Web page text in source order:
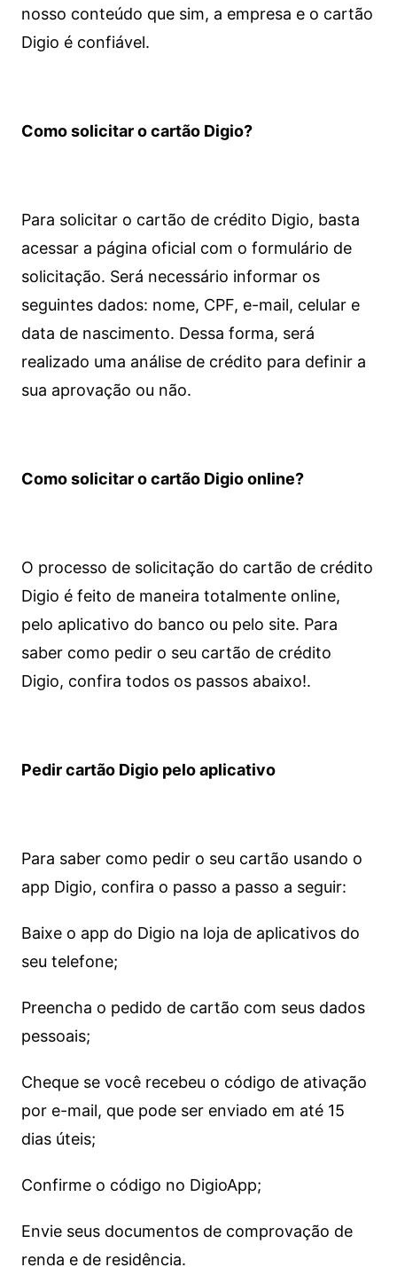
nosso conteúdo que sim, a empresa e o cartão
Digio é confiável.
Como solicitar o cartão Digio?
Para solicitar o cartão de crédito Digio, basta
acessar a página oficial com o formulário de
solicitação. Será necessário informar os
seguintes dados: nome, CPF, e-mail, celular e
data de nascimento. Dessa forma, será
realizado uma análise de crédito para definir a
sua aprovação ou não.
Como solicitar o cartão Digio online?
O processo de solicitação do cartão de crédito
Digio é feito de maneira totalmente online,
pelo aplicativo do banco ou pelo site. Para
saber como pedir o seu cartão de crédito
Digio, confira todos os passos abaixo!.
Pedir cartão Digio pelo aplicativo
Para saber como pedir o seu cartão usando o
app Digio, confira o passo a passo a seguir:
Baixe o app do Digio na loja de aplicativos do
seu telefone;
Preencha o pedido de cartão com seus dados
pessoais;
Cheque se você recebeu o código de ativação
por e-mail, que pode ser enviado em até 15
dias úteis;
Confirme o código no DigioApp;
Envie seus documentos de comprovação de
renda e de residência.